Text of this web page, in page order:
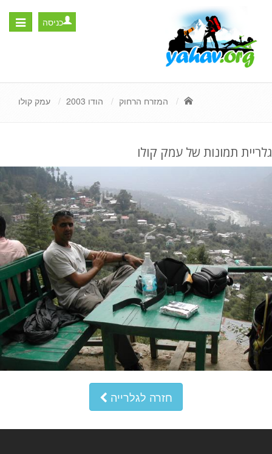
Toggle
כניסה
המזרח הרחוק הודו 2003 עמק קולו
גלריית תמונות של עמק קולו
חזרה לגלרייה